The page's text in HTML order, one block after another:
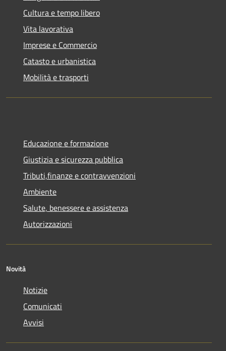
Cultura e tempo libero
Vita lavorativa
Imprese e Commercio
Catasto e urbanistica
Mobilità e trasporti
Educazione e formazione
Giustizia e sicurezza pubblica
Tributi,finanze e contravvenzioni
Ambiente
Salute, benessere e assistenza
Autorizzazioni
Novità
Notizie
Comunicati
Avvisi